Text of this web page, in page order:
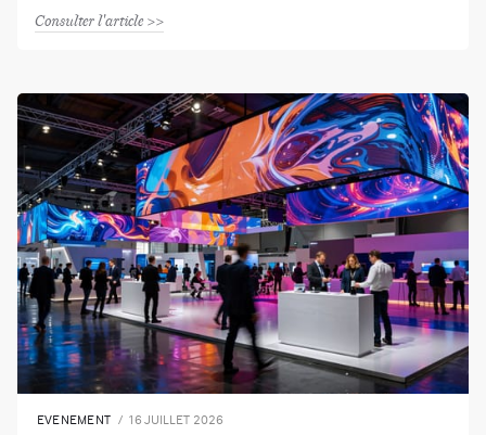
Consulter l'article
EVENEMENT 16 JUILLET 2026